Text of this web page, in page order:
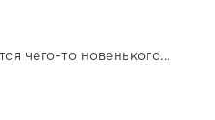
чего-то новенького...